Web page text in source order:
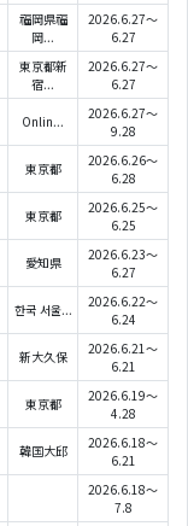
福岡県福
岡...
2026.6.27～
6.27
東京都新
宿...
2026.6.27～
6.27
Onlin...
2026.6.27～
9.28
東京都
2026.6.26～
6.28
東京都
2026.6.25～
6.25
愛知県
2026.6.23～
6.27
한국 서울...
2026.6.22～
6.24
新大久保
2026.6.21～
6.21
東京都
2026.6.19～
4.28
韓国大邱
2026.6.18～
6.21
2026.6.18～
7.8